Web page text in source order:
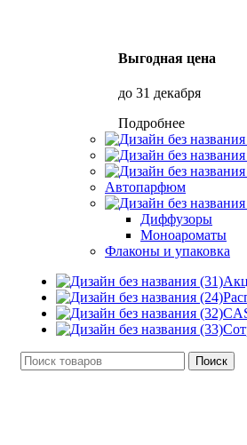
Выгодная цена
до 31 декабря
Подробнее
Автопарфюм
Диффузоры
Моноароматы
Флаконы и упаковка
Поиск